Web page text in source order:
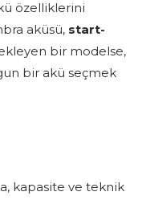
özelliklerini
aküsü, start-
bir modelse,
bir akü seçmek
kapasite ve teknik